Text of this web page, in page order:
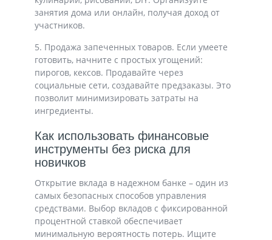
занятия дома или онлайн, получая доход от
участников.
5. Продажа запеченных товаров. Если умеете
готовить, начните с простых угощений:
пирогов, кексов. Продавайте через
социальные сети, создавайте предзаказы. Это
позволит минимизировать затраты на
ингредиенты.
Как использовать финансовые
инструменты без риска для
новичков
Открытие вклада в надежном банке – один из
самых безопасных способов управления
средствами. Выбор вкладов с фиксированной
процентной ставкой обеспечивает
минимальную вероятность потерь. Ищите